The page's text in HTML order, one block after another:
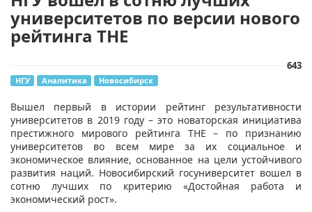
университетов по версии нового
рейтинга THE
643
НГУ Аналитика Новосибирск
​Вышел первый в истории рейтинг результативности
университетов в 2019 году – это новаторская инициатива
престижного мирового рейтинга THE – по признанию
университетов во всем мире за их социальное и
экономическое влияние, основанное на цели устойчивого
развития наций. Новосибирский госуниверситет вошел в
сотню лучших по критерию «Достойная работа и
экономический рост».